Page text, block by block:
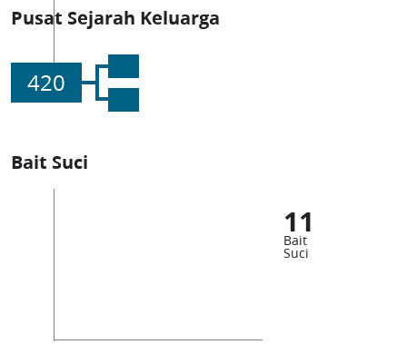
Pusat Sejarah Keluarga
420
Bait Suci
11
Bait
Suci